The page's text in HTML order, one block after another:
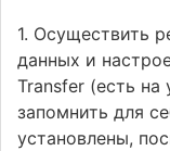
1. Осуществить
данных и
Transfer (есть на
запомнить для
установлены,